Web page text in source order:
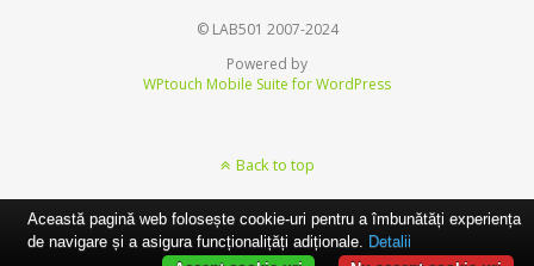
© LAB501 2007-2024
Powered by
WPtouch Mobile Suite for WordPress
Back to top
Această pagină web folosește cookie-uri pentru a îmbunătăți experiența
de navigare și a asigura funcționalițăți adiționale. Detalii